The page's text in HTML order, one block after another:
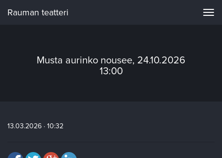
Rauman teatteri
Musta aurinko nousee, 24.10.2026
13:00
13.03.2026 · 10:32